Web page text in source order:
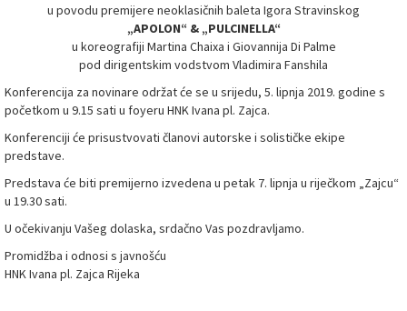
u povodu premijere neoklasičnih baleta Igora Stravinskog
„APOLON“ & „PULCINELLA“
u koreografiji Martina Chaixa i Giovannija Di Palme
pod dirigentskim vodstvom Vladimira Fanshila
Konferencija za novinare održat će se u srijedu, 5. lipnja 2019. godine s
početkom u 9.15 sati u foyeru HNK Ivana pl. Zajca.
Konferenciji će prisustvovati članovi autorske i solističke ekipe
predstave.
Predstava će biti premijerno izvedena u petak 7. lipnja u riječkom „Zajcu“
u 19.30 sati.
U očekivanju Vašeg dolaska, srdačno Vas pozdravljamo.
Promidžba i odnosi s javnošću
HNK Ivana pl. Zajca Rijeka